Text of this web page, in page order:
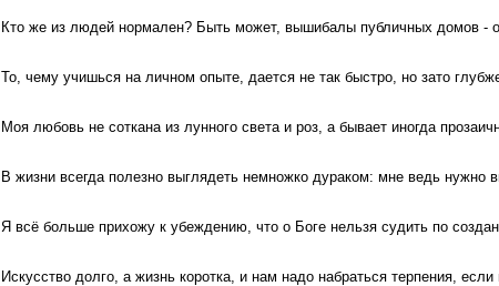
Кто же из людей нормален? Быть может, вышибалы публичных домов -
То, чему учишься на личном опыте, дается не так быстро, но зато
Моя любовь не соткана из лунного света и роз, а бывает иногда
В жизни всегда полезно выглядеть немножко дураком: мне ведь нужно
Я всё больше прихожу к убеждению, что о Боге нельзя судить по
Искусство долго, а жизнь коротка, и нам надо набраться терпения,